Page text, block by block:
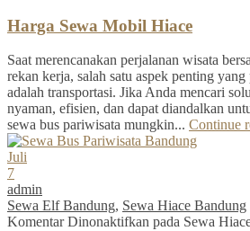
Harga Sewa Mobil Hiace
Saat merencanakan perjalanan wisata
rekan kerja, salah satu aspek penting
adalah transportasi. Jika Anda mencari
nyaman, efisien, dan dapat diandalkan
sewa bus pariwisata mungkin... Continue
Juli
7
admin
Sewa Elf Bandung, Sewa Hiace Bandung
Komentar Dinonaktifkan pada Sewa